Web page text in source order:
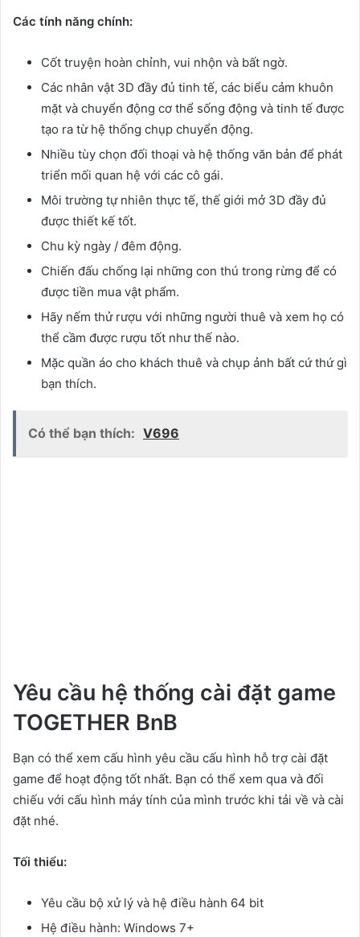
Các tính năng chính:
Cốt truyện hoàn chỉnh, vui nhộn và bất ngờ.
Các nhân vật 3D đầy đủ tinh tế, các biểu cảm khuôn
mặt và chuyển động cơ thể sống động và tinh tế được
tạo ra từ hệ thống chụp chuyển động.
Nhiều tùy chọn đối thoại và hệ thống văn bản để phát
triển mối quan hệ với các cô gái.
Môi trường tự nhiên thực tế, thế giới mở 3D đầy đủ
được thiết kế tốt.
Chu kỳ ngày / đêm động.
Chiến đấu chống lại những con thú trong rừng để có
được tiền mua vật phẩm.
Hãy nếm thử rượu với những người thuê và xem họ có
thể cầm được rượu tốt như thế nào.
Mặc quần áo cho khách thuê và chụp ảnh bất cứ thứ gì
bạn thích.
Có thể bạn thích: V696
Yêu cầu hệ thống cài đặt game
TOGETHER BnB
Bạn có thể xem cấu hình yêu cầu cấu hình hỗ trợ cài đặt
game để hoạt động tốt nhất. Bạn có thể xem qua và đối
chiếu với cấu hình máy tính của mình trước khi tải về và cài
đặt nhé.
Tối thiểu:
Yêu cầu bộ xử lý và hệ điều hành 64 bit
Hệ điều hành: Windows 7+